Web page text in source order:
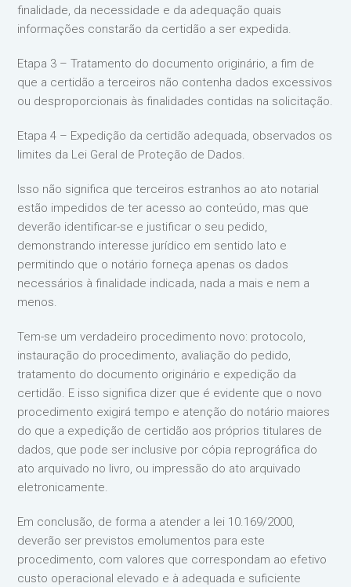
finalidade, da necessidade e da adequação quais
informações constarão da certidão a ser expedida.
Etapa 3 – Tratamento do documento originário, a fim de
que a certidão a terceiros não contenha dados excessivos
ou desproporcionais às finalidades contidas na solicitação.
Etapa 4 – Expedição da certidão adequada, observados os
limites da Lei Geral de Proteção de Dados.
Isso não significa que terceiros estranhos ao ato notarial
estão impedidos de ter acesso ao conteúdo, mas que
deverão identificar-se e justificar o seu pedido,
demonstrando interesse jurídico em sentido lato e
permitindo que o notário forneça apenas os dados
necessários à finalidade indicada, nada a mais e nem a
menos.
Tem-se um verdadeiro procedimento novo: protocolo,
instauração do procedimento, avaliação do pedido,
tratamento do documento originário e expedição da
certidão. E isso significa dizer que é evidente que o novo
procedimento exigirá tempo e atenção do notário maiores
do que a expedição de certidão aos próprios titulares de
dados, que pode ser inclusive por cópia reprográfica do
ato arquivado no livro, ou impressão do ato arquivado
eletronicamente.
Em conclusão, de forma a atender a lei 10.169/2000,
deverão ser previstos emolumentos para este
procedimento, com valores que correspondam ao efetivo
custo operacional elevado e à adequada e suficiente